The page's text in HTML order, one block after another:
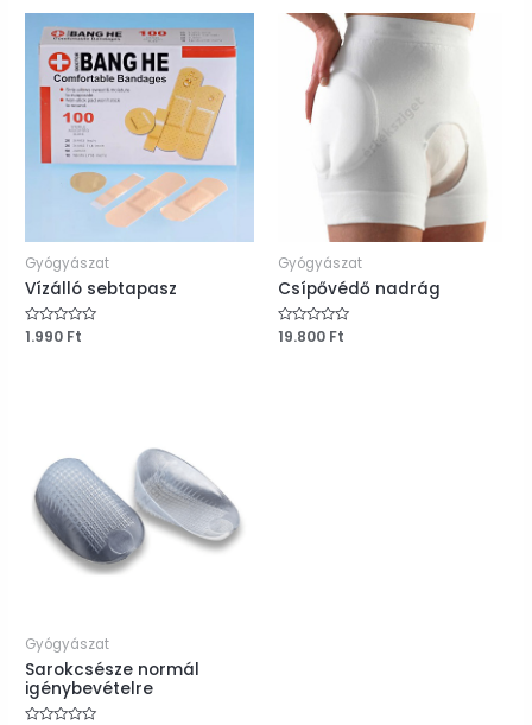
Gyógyászat
Vízálló sebtapasz
Értékelés:
1.990 Ft
Gyógyászat
Csípővédő nadrág
Értékelés:
19.800 Ft
Gyógyászat
Sarokcsésze normál
igénybevételre